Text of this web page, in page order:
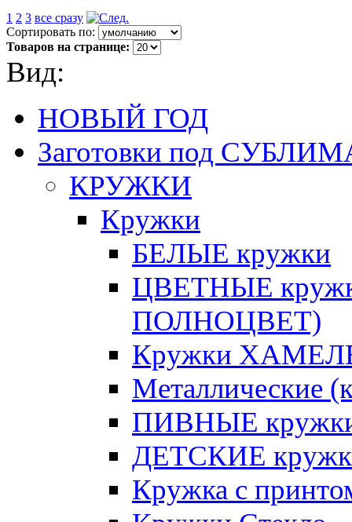
1 2 3 все сразу
Сортировать по:
Товаров на странице:
Вид:
НОВЫЙ ГОД
Заготовки под
КРУЖКИ
Кружки
БЕЛЫЕ кружки
ЦВЕТНЫЕ
ПОЛНОЦВЕТ)
Кружки
Металлические
ПИВНЫЕ
ДЕТСКИЕ
Кружка с